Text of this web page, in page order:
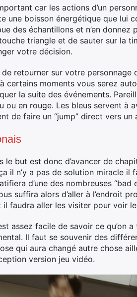
car les actions d’un
une boisson énergétique que lui
des échantillons et n’en donnez
triangle et de sauter sur la
votre décision.
de retourner sur votre
certains moments vous serez
la suite des événements.
ou en rouge. Les bleus servent
de faire un “jump” direct vers
le but est donc d’avancer de
il n’y a pas de solution miracle il
d’une des nombreuses
suffira alors d’aller à l’endroit
il faudra aller les visiter pour voir
assez facile de savoir ce qu’on
Il faut se souvenir des
qui aura changé autre chose
version jeu vidéo.